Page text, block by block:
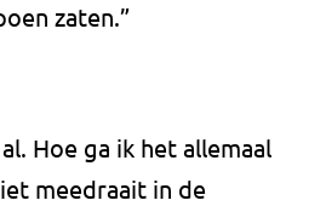
zaten.”
Hoe ga ik het allemaal
meedraait in de